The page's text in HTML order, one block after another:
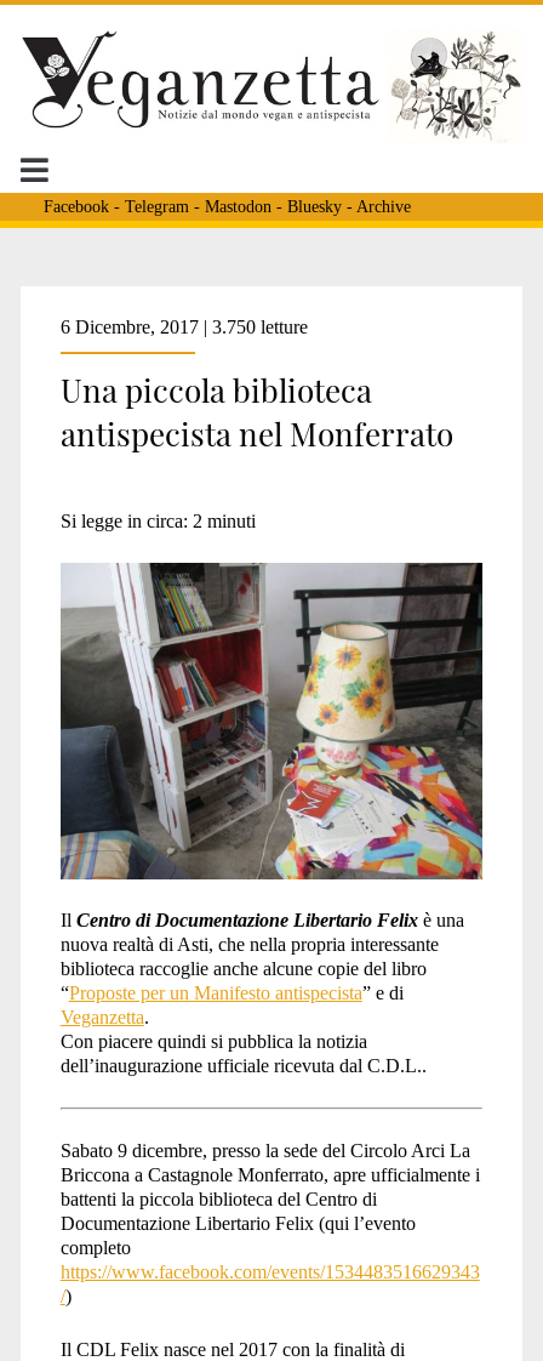
Facebook- Telegram - Mastodon - Bluesky- Archive
6 Dicembre, 2017 | 3.750 letture
Una piccola biblioteca
antispecista nel Monferrato
Si legge in circa: 2 minuti
Il Centro di Documentazione Libertario Felixè una
nuova realtà di Asti, che nella propria interessante
biblioteca raccoglie anche alcune copie del libro
“Proposte per un Manifesto antispecista” e di
Veganzetta.
Con piacere quindi si pubblica la notizia
dell’inaugurazione ufficiale ricevuta dal C.D.L..
Sabato 9 dicembre, presso la sede del Circolo Arci La
Briccona a Castagnole Monferrato, apre ufficialmente i
battenti la piccola biblioteca del Centro di
Documentazione Libertario Felix (qui l’evento
completo
https://www.facebook.com/events/1534483516629343
/)
Il CDL Felix nasce nel 2017 con la finalità di